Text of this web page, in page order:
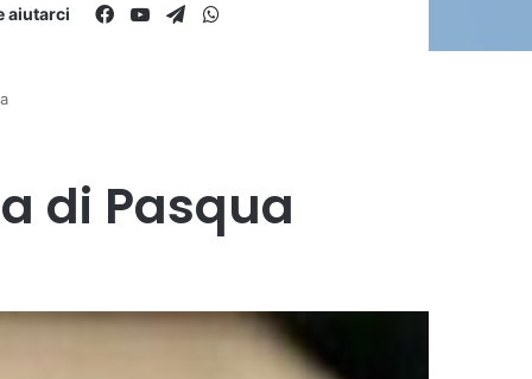
aiutarci Facebook
You TubeTelegram
di Pasqua